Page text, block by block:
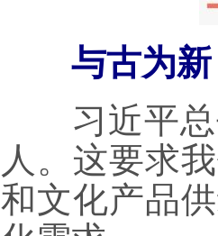
与古为
习近平总
人。这要求
和文化产品